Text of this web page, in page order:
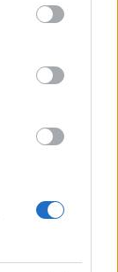
may click to
tags to
Google